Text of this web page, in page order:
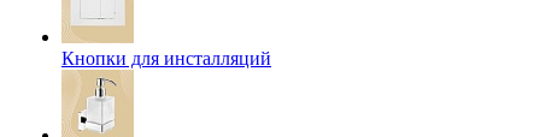
Кнопки для инсталляций